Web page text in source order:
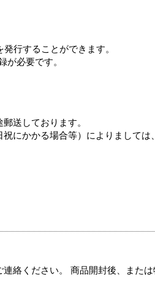
行することができます。
が必要です。
送しております。
にかかる場合等）によりましては
絡ください。 商品開封後、また